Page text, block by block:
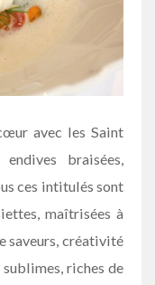
avec les Saint
braisées,
ces intitulés sont
maîtrisées à
saveurs, créativité
sublimes, riches de